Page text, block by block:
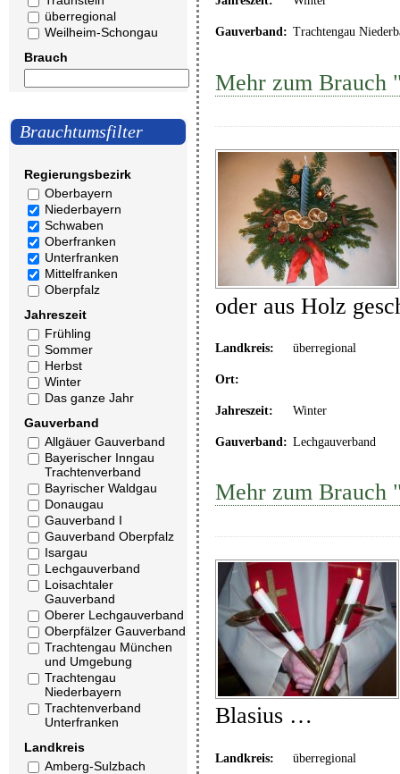
überregional
Weilheim-Schongau
Brauch
Brauchtumsfilter
Regierungsbezirk
Oberbayern
Niederbayern
Schwaben
Oberfranken
Unterfranken
Mittelfranken
Oberpfalz
Jahreszeit
Frühling
Sommer
Herbst
Winter
Das ganze Jahr
Gauverband
Allgäuer Gauverband
Bayerischer Inngau
Trachtenverband
Bayrischer Waldgau
Donaugau
Gauverband I
Gauverband Oberpfalz
Isargau
Lechgauverband
Loisachtaler
Gauverband
Oberer Lechgauverband
Oberpfälzer Gauverband
Trachtengau München
und Umgebung
Trachtengau
Niederbayern
Trachtenverband
Unterfranken
Landkreis
Amberg-Sulzbach
Gauverband: Trachtengau
Mehr zum Brauch
oder aus Holz
Landkreis: überregional
Ort:
Jahreszeit: Winter
Gauverband: Lechgauverband
Mehr zum Brauch
Blasius …
Landkreis: überregional